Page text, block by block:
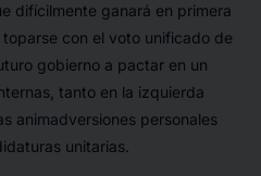
difícilmente ganará en primera
con el voto unificado de
gobierno a pactar en un
tanto en la izquierda
animadversiones personales
unitarias.